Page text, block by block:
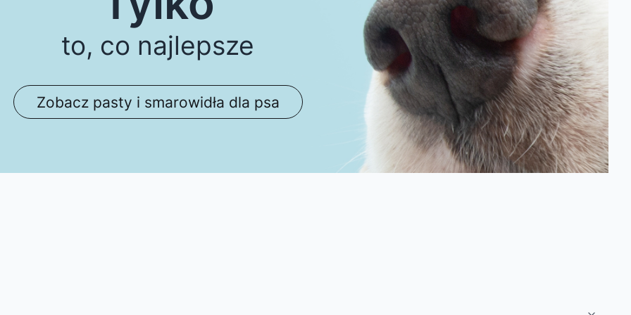
to, co najlepsze
Zobacz pasty i smarowidła dla psa